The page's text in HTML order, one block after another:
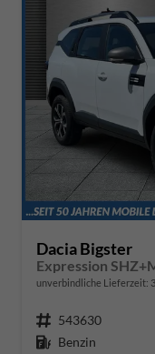
Dacia Bigster
Expression
unverbindliche Lieferzeit:
Fahrzeugnr. 543630
Kraftstoff Benzin